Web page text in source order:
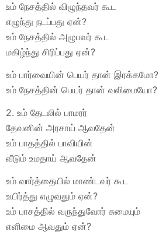
உம் நேசத்தில் விழுந்தவர் கூட
எழுந்து நடப்பது ஏன்?
உம் நேசத்தில் அழுபவர் கூட
மகிழ்ந்து சிரிப்பது ஏன்?
உம் பார்வையின் பெயர் தான் இரக்கமோ?
உம் நேசத்தின் பெயர் தான் வலிமையோ?
2. உம் தேடலில் பாமரர்
தேவனின் அரசாய் ஆவதேன்
உம் பாதத்தில் பாவியின்
வீடும் உமதாய் ஆவதேன்
உம் வார்த்தையில் மாண்டவர் கூட
உயிர்த்து எழுவதும் ஏன்?
உம் பாசத்தில் வருந்துவோர் சுமையும்
எளிமை ஆவதும் ஏன்?